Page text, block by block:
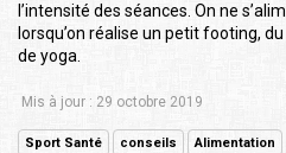
l’intensité des séances. On ne
lorsqu’on réalise un petit footing,
de yoga.
Mis à jour : 29 octobre 2019
Sport Santé conseils Alimentation